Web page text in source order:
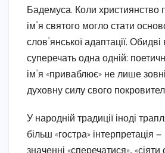
Бадемуса. Коли християнство
ім’я святого могло стати
слов’янської адаптації. Обидві
суперечать одна одній:
ім’я «приваблює» не лише
духовну силу свого
У народній традиції іноді
більш «гостра» інтерпретація —
значенні «сперечатися»,